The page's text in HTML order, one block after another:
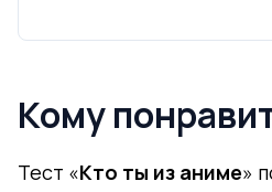
Кому
Тест «Кто ты из аниме»